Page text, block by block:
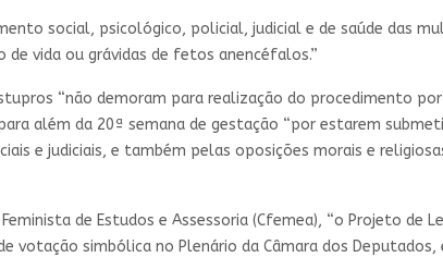
social, psicológico, policial, judicial e de saúde das
vida ou grávidas de fetos anencéfalos.”
“não demoram para realização do procedimento
além da 20ª semana de gestação “por estarem
e judiciais, e também pelas oposições morais e
de Estudos e Assessoria (Cfemea), “o Projeto de
votação simbólica no Plenário da Câmara dos